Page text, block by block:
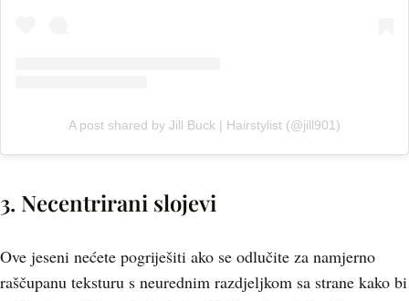
A post shared by Jill Buck | Hairstylist (@jill901)
3. Necentrirani slojevi
Ove jeseni nećete pogriješiti ako se odlučite za namjerno
raščupanu teksturu s neurednim razdjeljkom sa strane kako bi